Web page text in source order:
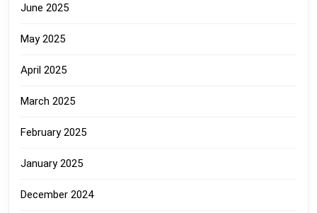
June 2025
May 2025
April 2025
March 2025
February 2025
January 2025
December 2024